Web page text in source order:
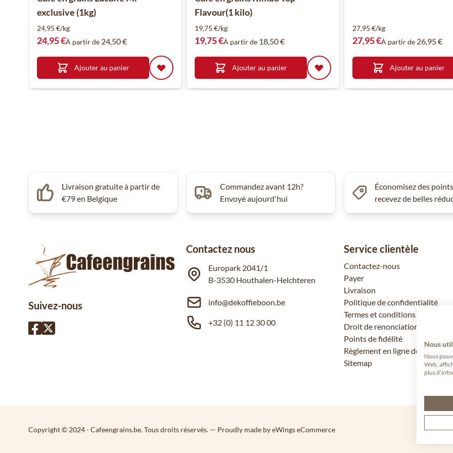
exclusive (1kg)
24,95 €/kg
24,95 €À partir de 24,50 €
Ajouter au panier
Flavour(1 kilo)
19,75 €/kg
19,75 €À partir de 18,50 €
Ajouter au panier
27,95 €/kg
27,95 €À partir de 26,95 €
Ajouter au panier
Livraison gratuite à partir de
€79 en Belgique
Commandez avant 12h?
Envoyé aujourd'hui
Économisez des
recevez de belles
Suivez-nous
Contactez nous
Europark 2041/1
B-3530 Houthalen-Helchteren
info@dekoffieboon.be
+32 (0) 11 12 30 00
Service clientèle
Contactez-nous
Payer
Livraison
Politique de confidentialité
Termes et conditions
Droit de renonciation
Points de fidélité
Règlement en ligne des litiges
Sitemap
Copyright © 2024 - Cafeengrains.be. Tous droits réservés. — Proudly made by eWings eCommerce
Nous
Nous
Web,
plus